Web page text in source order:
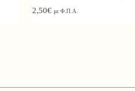
2,50€ με Φ.Π.Α.